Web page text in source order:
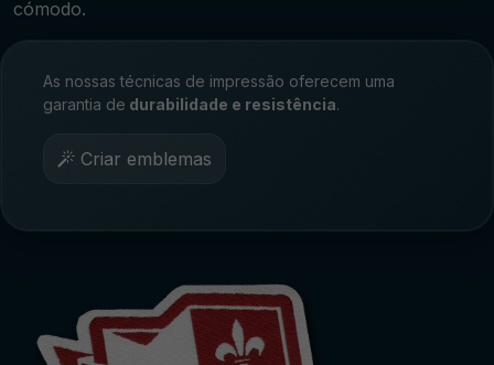
cómodo.
As nossas técnicas de impressão oferecem uma
garantia de durabilidade e resistência.
Criar emblemas